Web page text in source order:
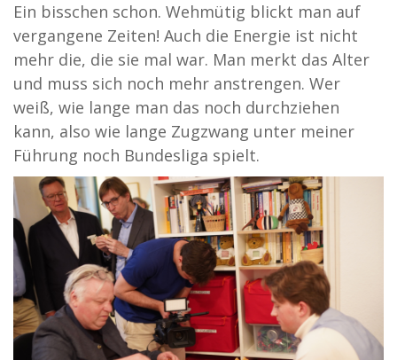
Ein bisschen schon. Wehmütig blickt man auf
vergangene Zeiten! Auch die Energie ist nicht
mehr die, die sie mal war. Man merkt das Alter
und muss sich noch mehr anstrengen. Wer
weiß, wie lange man das noch durchziehen
kann, also wie lange Zugzwang unter meiner
Führung noch Bundesliga spielt.